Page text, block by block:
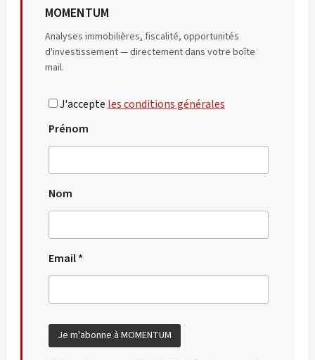
MOMENTUM
Analyses immobilières, fiscalité, opportunités
d'investissement — directement dans votre boîte
mail.
J'accepte les conditions générales
Prénom
Nom
Email *